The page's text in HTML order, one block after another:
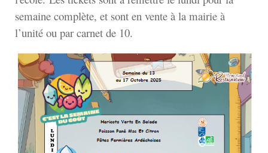
semaine complète, et sont en vente à la mairie à
l’unité ou par carnet de 10.